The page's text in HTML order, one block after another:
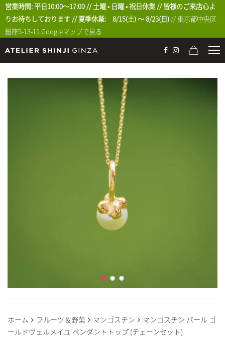
営業時間: 平日10:00〜17:00 // 土曜 • 日曜 • 祝日休業 // 皆様のご来店心よ
りお待ちしております // 夏季休業: 8/15(土) 〜 8/23(日) // 東京都中央区
銀座5-13-11Googleマップで見る
ホーム フルーツ＆野菜 マンゴスチン
マンゴスチン パール ゴ
ールドヴェルメイユ ペンダントトップ (チェーンセット)